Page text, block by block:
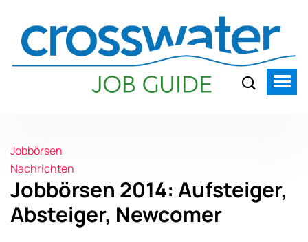
Jobbörsen
Nachrichten
Jobbörsen 2014: Aufsteiger,
Absteiger, Newcomer